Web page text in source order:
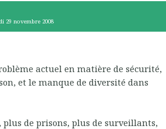
29 novembre 2008
actuel en matière de sécurité,
et le manque de diversité dans
de prisons, plus de surveillants,